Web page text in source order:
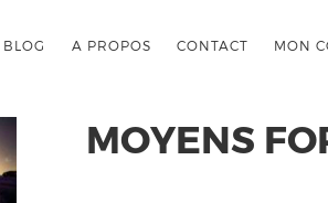
BLOG A PROPOS CONTACT MON
MOYENS